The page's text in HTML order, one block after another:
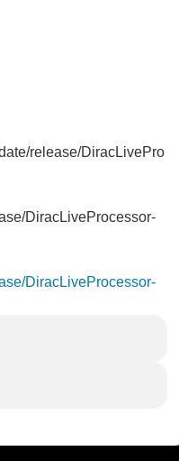
release/DiracLivePro
DiracLiveProcessor-
DiracLiveProcessor-